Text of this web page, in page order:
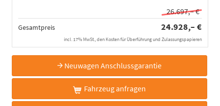
26.697,– €
Gesamtpreis 24.928,– €
incl. 17% MwSt., den Kosten für Überführung und Zulassungspapieren
Neuwagen Anschlussgarantie
Fahrzeug anfragen